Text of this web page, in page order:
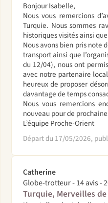
Bonjour Isabelle,
Nous vous remercions
Turquie. Nous sommes
historiques visités ainsi
Nous avons bien pris note
transport ainsi que
du 12/04), nous ont
avec notre partenaire
heureux de proposer
davantage de temps
Nous vous remercions
nouveau pour de
L’équipe Proche-Orient
Départ du 17/05/2026,
Catherine
Globe-trotteur - 14 avis -
Turquie, Merveilles